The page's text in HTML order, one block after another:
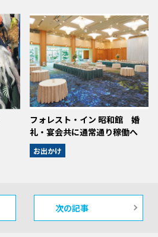
フォレスト・イン 昭和館 婚
礼・宴会共に通常通り稼働へ
お出かけ
次の記事